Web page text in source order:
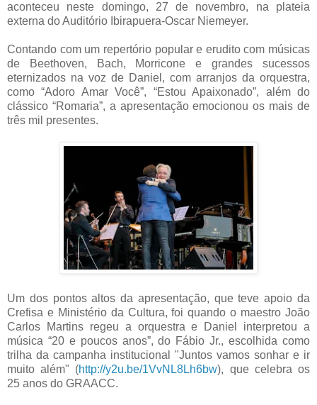
aconteceu neste domingo, 27 de novembro, na plateia
externa do Auditório Ibirapuera-Oscar Niemeyer.
Contando com um repertório popular e erudito com músicas
de Beethoven, Bach, Morricone e grandes sucessos
eternizados na voz de Daniel, com arranjos da orquestra,
como “Adoro Amar Você”, “Estou Apaixonado”, além do
clássico “Romaria”, a apresentação emocionou os mais de
três mil presentes.
Um dos pontos altos da apresentação, que teve apoio da
Crefisa e Ministério da Cultura, foi quando o maestro João
Carlos Martins regeu a orquestra e Daniel interpretou a
música “20 e poucos anos”, do Fábio Jr., escolhida como
trilha da campanha institucional "Juntos vamos sonhar e ir
muito além" (http://y2u.be/1VvNL8Lh6bw), que celebra os
25 anos do GRAACC.